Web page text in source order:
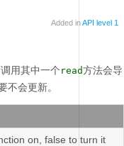
Added inAPI level 1
用其中一个 read方法会导
不会更新。
on, false to turn it